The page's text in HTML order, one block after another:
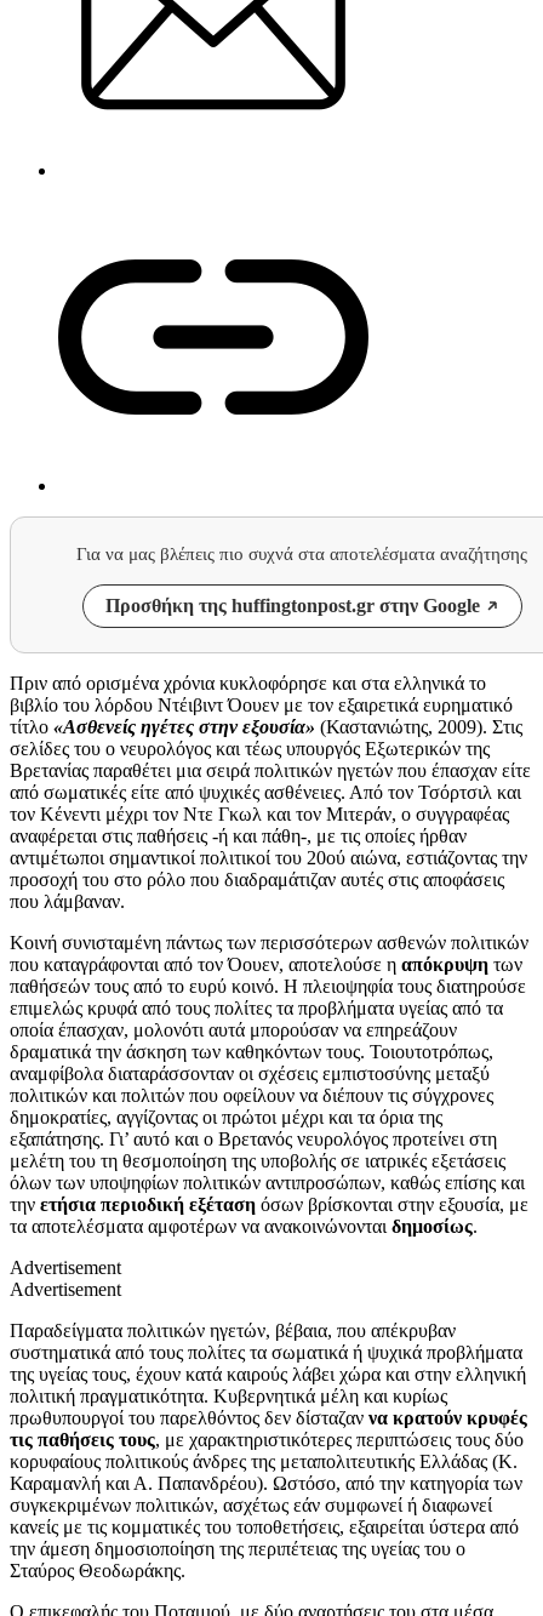
Για να μας βλέπεις πιο συχνά στα αποτελέσματα αναζήτησης
Προσθήκη της huffingtonpost.gr στην Google
Πριν από ορισμένα χρόνια κυκλοφόρησε και στα ελληνικά το
βιβλίο του λόρδου Ντέιβιντ Όουεν με τον εξαιρετικά ευρηματικό
τίτλο «Ασθενείς ηγέτες στην εξουσία» (Καστανιώτης, 2009). Στις
σελίδες του ο νευρολόγος και τέως υπουργός Εξωτερικών της
Βρετανίας παραθέτει μια σειρά πολιτικών ηγετών που έπασχαν είτε
από σωματικές είτε από ψυχικές ασθένειες. Από τον Τσόρτσιλ και
τον Κένεντι μέχρι τον Ντε Γκωλ και τον Μιτεράν, ο συγγραφέας
αναφέρεται στις παθήσεις -ή και πάθη-, με τις οποίες ήρθαν
αντιμέτωποι σημαντικοί πολιτικοί του 20ού αιώνα, εστιάζοντας την
προσοχή του στο ρόλο που διαδραμάτιζαν αυτές στις αποφάσεις
που λάμβαναν.
Κοινή συνισταμένη πάντως των περισσότερων ασθενών πολιτικών
που καταγράφονται από τον Όουεν, αποτελούσε η απόκρυψη των
παθήσεών τους από το ευρύ κοινό. Η πλειοψηφία τους διατηρούσε
επιμελώς κρυφά από τους πολίτες τα προβλήματα υγείας από τα
οποία έπασχαν, μολονότι αυτά μπορούσαν να επηρεάζουν
δραματικά την άσκηση των καθηκόντων τους. Τοιουτοτρόπως,
αναμφίβολα διαταράσσονταν οι σχέσεις εμπιστοσύνης μεταξύ
πολιτικών και πολιτών που οφείλουν να διέπουν τις σύγχρονες
δημοκρατίες, αγγίζοντας οι πρώτοι μέχρι και τα όρια της
εξαπάτησης. Γι’ αυτό και ο Βρετανός νευρολόγος προτείνει στη
μελέτη του τη θεσμοποίηση της υποβολής σε ιατρικές εξετάσεις
όλων των υποψηφίων πολιτικών αντιπροσώπων, καθώς επίσης και
την ετήσια περιοδική εξέταση όσων βρίσκονται στην εξουσία, με
τα αποτελέσματα αμφοτέρων να ανακοινώνονται δημοσίως.
Advertisement
Advertisement
Παραδείγματα πολιτικών ηγετών, βέβαια, που απέκρυβαν
συστηματικά από τους πολίτες τα σωματικά ή ψυχικά προβλήματα
της υγείας τους, έχουν κατά καιρούς λάβει χώρα και στην ελληνική
πολιτική πραγματικότητα. Κυβερνητικά μέλη και κυρίως
πρωθυπουργοί του παρελθόντος δεν δίσταζαν να κρατούν κρυφές
τις παθήσεις τους, με χαρακτηριστικότερες περιπτώσεις τους δύο
κορυφαίους πολιτικούς άνδρες της μεταπολιτευτικής Ελλάδας (Κ.
Καραμανλή και Α. Παπανδρέου). Ωστόσο, από την κατηγορία των
συγκεκριμένων πολιτικών, ασχέτως εάν συμφωνεί ή διαφωνεί
κανείς με τις κομματικές του τοποθετήσεις, εξαιρείται ύστερα από
την άμεση δημοσιοποίηση της περιπέτειας της υγείας του ο
Σταύρος Θεοδωράκης.
Ο επικεφαλής του Ποταμιού, με δύο αναρτήσεις του στα μέσα